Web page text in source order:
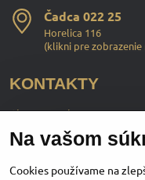
Čadca 022 25
Horelica 116
(klikni pre zobrazenie
KONTAKTY
ChopperStyle s.r.o.
Ing. Martin Murčo
+421 911 364 555
Na vašom
Cookies používame na